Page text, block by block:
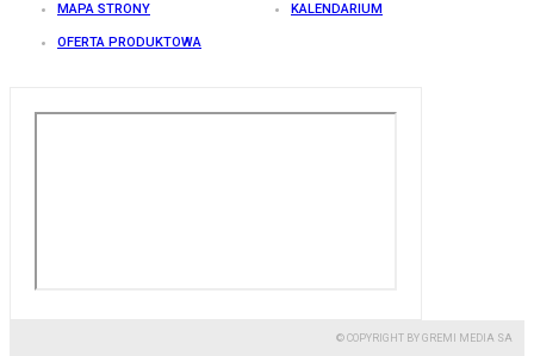
MAPA STRONY KALENDARIUM
OFERTA PRODUKTOWA
© COPYRIGHT BY GREMI MEDIA SA